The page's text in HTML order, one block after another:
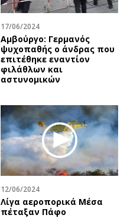
17/06/2024
Αμβούργο: Γερμανός
ψυχοπαθής ο άνδρας που
επιτέθηκε εναντίον
φιλάθλων και
αστυνομικών
12/06/2024
Λίγα αεροπορικά Μέσα
πέταξαν Πάφο